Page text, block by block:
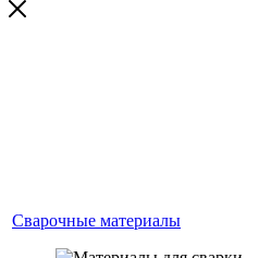
Сварочные материалы